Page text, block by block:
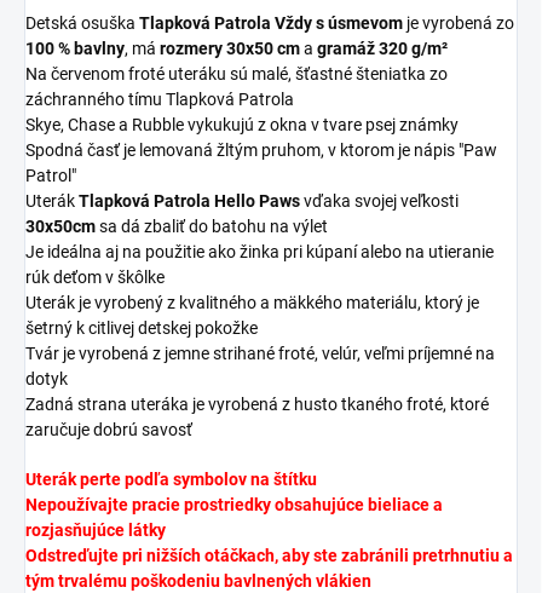
Detská osuška Tlapková Patrola Vždy s úsmevom je vyrobená zo
100 % bavlny, má rozmery 30x50 cma gramáž 320 g/m²
Na červenom froté uteráku sú malé, šťastné šteniatka zo
záchranného tímu Tlapková Patrola
Skye, Chase a Rubble vykukujú z okna v tvare psej známky
Spodná časť je lemovaná žltým pruhom, v ktorom je nápis "Paw
Patrol"
UterákTlapková Patrola Hello Pawsvďaka svojej veľkosti
30x50cmsa dá zbaliť do batohu na výlet
Je ideálna aj na použitie ako žinka pri kúpaní alebo na utieranie
rúk deťom v škôlke
Uterák je vyrobený z kvalitného a mäkkého materiálu, ktorý je
šetrný k citlivej detskej pokožke
Tvár je vyrobená z jemne strihané froté, velúr, veľmi príjemné na
dotyk
Zadná strana uteráka je vyrobená z husto tkaného froté, ktoré
zaručuje dobrú savosť
Uterák perte podľa symbolov na štítku
Nepoužívajte pracie prostriedky obsahujúce bieliace a
rozjasňujúce látky
Odstreďujte pri nižších otáčkach, aby ste zabránili pretrhnutiu a
tým trvalému poškodeniu bavlnených vlákien